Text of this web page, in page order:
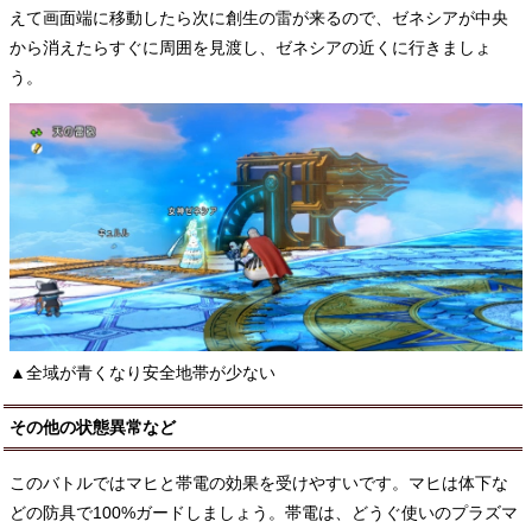
えて画面端に移動したら次に創生の雷が来るので、ゼネシアが中央
から消えたらすぐに周囲を見渡し、ゼネシアの近くに行きましょ
う。
▲全域が青くなり安全地帯が少ない
その他の状態異常など
このバトルではマヒと帯電の効果を受けやすいです。マヒは体下な
どの防具で100%ガードしましょう。帯電は、どうぐ使いのプラズマ